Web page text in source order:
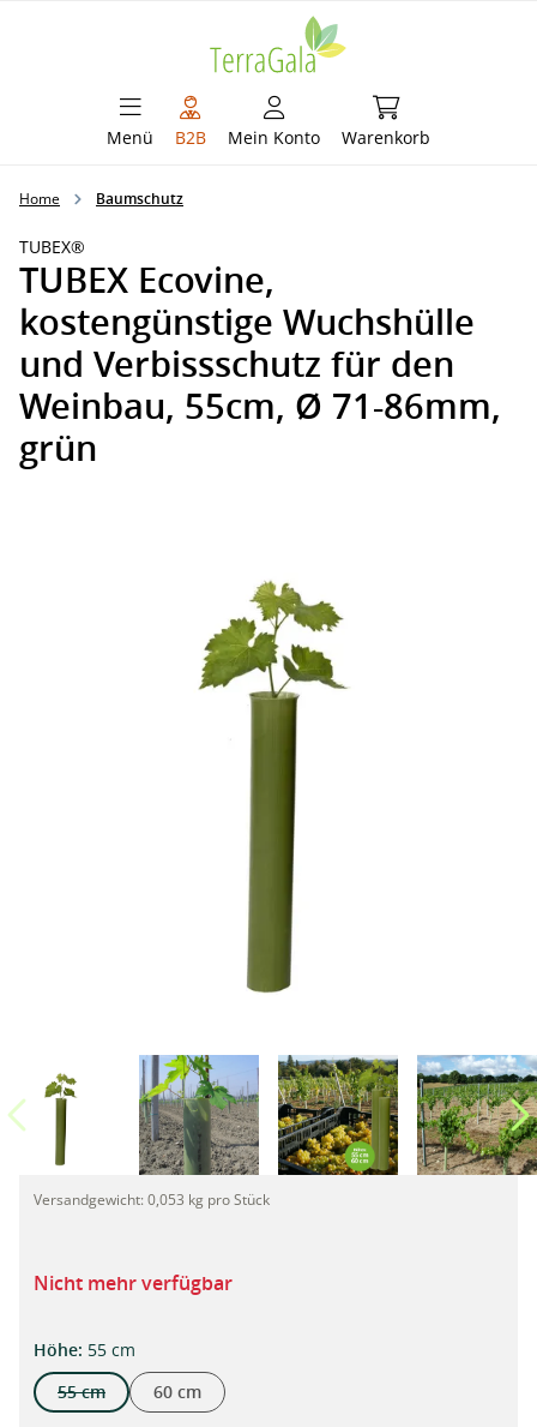
Menü B2B Mein Konto Warenkorb
Warenkorb
Home Baumschutz
TUBEX®
TUBEX Ecovine,
kostengünstige Wuchshülle
und Verbissschutz für den
Weinbau, 55cm, Ø 71-86mm,
grün
TUBEX Ecovine, kostengünstige Wuchshülle und
Versandgewicht: 0,053 kg pro Stück
Nicht mehr verfügbar
Höheauswählen
: 55 cm
55 cm
(Diese Option ist zurzeit nicht verfügbar.)
60 cm